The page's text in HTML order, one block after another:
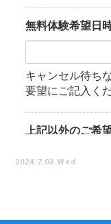
2024.7.03 Wed